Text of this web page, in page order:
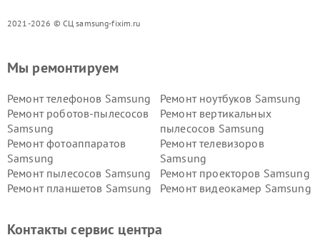
2021-2026 © СЦ samsung-fixim.ru
Мы ремонтируем
Ремонт телефонов Samsung
Ремонт ноутбуков Samsung
Ремонт роботов-пылесосов
Samsung
Ремонт вертикальных
пылесосов Samsung
Ремонт фотоаппаратов
Samsung
Ремонт телевизоров
Samsung
Ремонт пылесосов Samsung
Ремонт проекторов Samsung
Ремонт планшетов Samsung
Ремонт видеокамер Samsung
Контакты сервис центра